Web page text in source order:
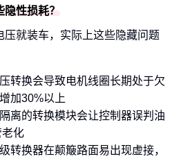
性损耗？
就装车，实际上这些隐藏问题
转换会导致电机线圈长期处于欠
加30%以上
离的转换模块会让控制器误判油
老化
转换器在颠簸路面易出现虚接，